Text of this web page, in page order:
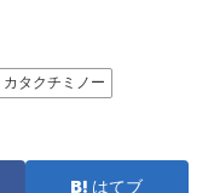
カタクチミノー
はてブ